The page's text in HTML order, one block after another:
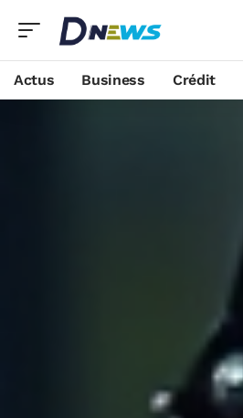
Actus Business Crédit